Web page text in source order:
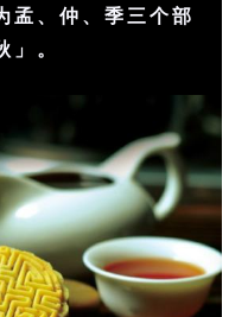
孟、仲、季三个部
。